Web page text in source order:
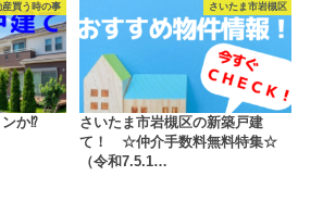
産買う時の事
ンか⁉
さいたま市岩槻区
さいたま市岩槻区の新築戸建
て！ ☆仲介手数料無料特集☆
（令和7.5.1…